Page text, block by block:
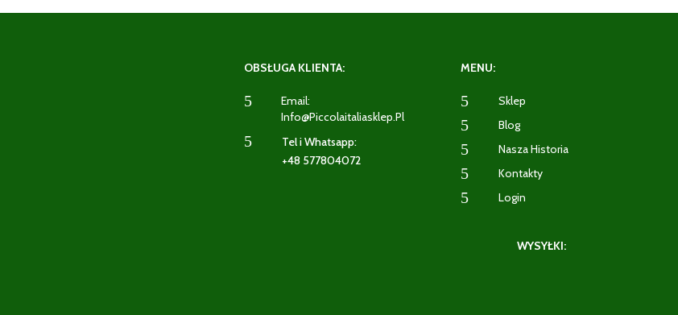
OBSŁUGA KLIENTA:
5
Email:
Info@piccolaitaliasklep.pl
5
Tel i Whatsapp:
+48 577804072
MENU:
5 Sklep
5 Blog
5 Nasza Historia
5 Kontakty
5 Login
WYSYŁKI: